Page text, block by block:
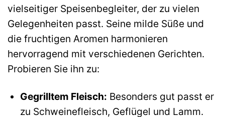
vielseitiger Speisenbegleiter, der zu vielen
Gelegenheiten passt. Seine milde Süße und
die fruchtigen Aromen harmonieren
hervorragend mit verschiedenen Gerichten.
Probieren Sie ihn zu:
Gegrilltem Fleisch: Besonders gut passt er
zu Schweinefleisch, Geflügel und Lamm.